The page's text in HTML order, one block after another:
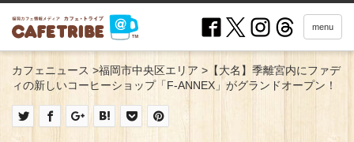
menu
カフェニュース >福岡市中央区エリア > 【大名】季離宮内にファデ
ィの新しいコーヒーショップ「F-ANNEX」がグランドオープン！